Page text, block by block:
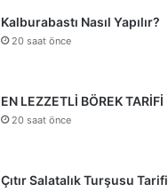
Kalburabastı Nasıl Yapılır?
20 saat önce
EN LEZZETLİ BÖREK TARİFİ
20 saat önce
Çıtır Salatalık Turşusu Tarifi